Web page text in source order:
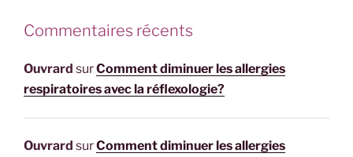
Commentaires récents
Ouvrard surComment diminuer les allergies
respiratoires avec la réflexologie?
Ouvrard surComment diminuer les allergies